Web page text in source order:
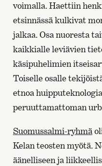
voimalla. Haettiin
etsinnässä kulkivat
jalkaa. Osa nuoresta
kaikkialle leviävien
käsipuhelimien
Toiselle osalle
etnoa
peruuttamattoman
Suomussalmi-ryhmä
Kelan teosten myötä.
äänelliseen ja